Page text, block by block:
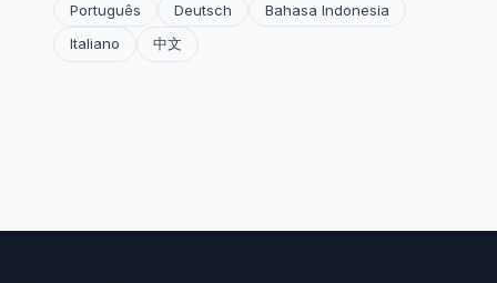
Português
Deutsch
Bahasa Indonesia
Italiano
中文